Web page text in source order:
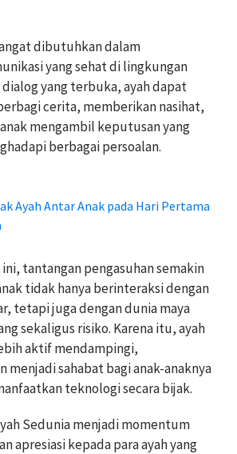
dibutuhkan dalam
yang sehat di lingkungan
yang terbuka, ayah dapat
cerita, memberikan nasihat,
mengambil keputusan yang
berbagai persoalan.
Ayah Antar Anak pada Hari Pertama
tantangan pengasuhan semakin
tidak hanya berinteraksi dengan
tetapi juga dengan dunia maya
sekaligus risiko. Karena itu, ayah
aktif mendampingi,
menjadi sahabat bagi anak-anaknya
teknologi secara bijak.
Sedunia menjadi momentum
apresiasi kepada para ayah yang